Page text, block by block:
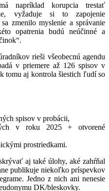
napríklad korupcia trestať
vyžaduje si to zapojenie
zmenilo myslenie a správanie
opatrenia budú neúčinné a
rieši všeobecnú agendu
v priemere až 126 spisov v
tomu aj kontrola šiestich ľudí so
spisov v probácii,
v roku 2025 + otvorené
prostriedkami.
aj také úlohy, aké zahŕňal
publikuje niekoľko príspevkov
Jedno z nich ani nenesie
DK/bleskovky.